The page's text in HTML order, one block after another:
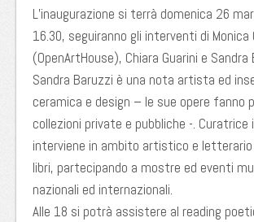
L’inaugurazione si terrà domenica 26
16.30, seguiranno gli interventi di Monica
(OpenArtHouse), Chiara Guarini e Sandra
Sandra Baruzzi è una nota artista ed
ceramica e design – le sue opere fanno
collezioni private e pubbliche -. Curatrice
interviene in ambito artistico e letterario
libri, partecipando a mostre ed eventi
nazionali ed internazionali.
Alle 18 si potrà assistere al reading